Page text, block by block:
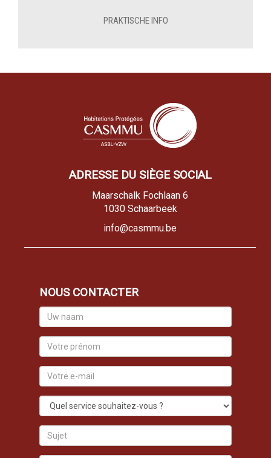
PRAKTISCHE INFO
ADRESSE DU SIÈGE SOCIAL
Maarschalk Fochlaan 6
1030 Schaarbeek
info@casmmu.be
NOUS CONTACTER
Uw
naam
Votre
prénom
Votre
e-
mail
Quel
service
souhaitez-
vous
Sujet